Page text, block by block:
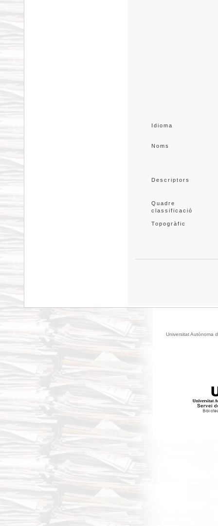
Idioma
Noms
Descriptors
Quadre
classificació
Topogràfic
Universitat Autònoma